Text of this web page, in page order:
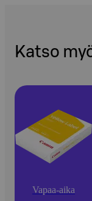
Katso
Vapaa-aika